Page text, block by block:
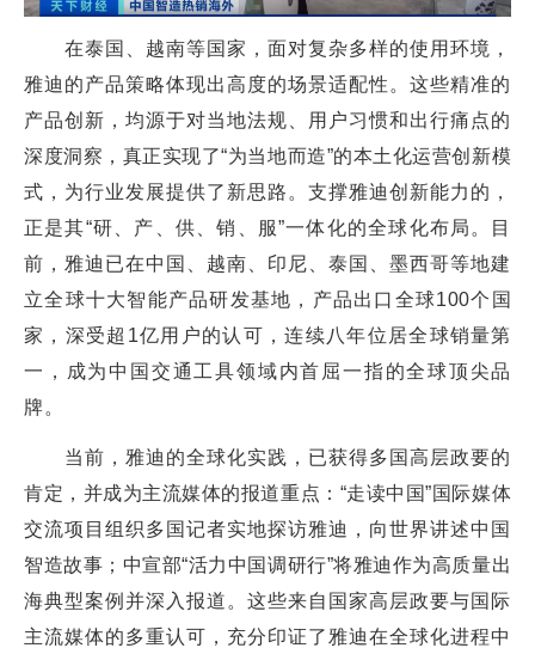
在泰国、越南等国家，面对复杂多样的使用环境，
雅迪的产品策略体现出高度的场景适配性。这些精准的
产品创新，均源于对当地法规、用户习惯和出行痛点的
深度洞察，真正实现了“为当地而造”的本土化运营创新模
式，为行业发展提供了新思路。支撑雅迪创新能力的，
正是其“研、产、供、销、服”一体化的全球化布局。目
前，雅迪已在中国、越南、印尼、泰国、墨西哥等地建
立全球十大智能产品研发基地，产品出口全球100个国
家，深受超1亿用户的认可，连续八年位居全球销量第
一，成为中国交通工具领域内首屈一指的全球顶尖品
牌。
当前，雅迪的全球化实践，已获得多国高层政要的
肯定，并成为主流媒体的报道重点：“走读中国”国际媒体
交流项目组织多国记者实地探访雅迪，向世界讲述中国
智造故事；中宣部“活力中国调研行”将雅迪作为高质量出
海典型案例并深入报道。这些来自国家高层政要与国际
主流媒体的多重认可，充分印证了雅迪在全球化进程中